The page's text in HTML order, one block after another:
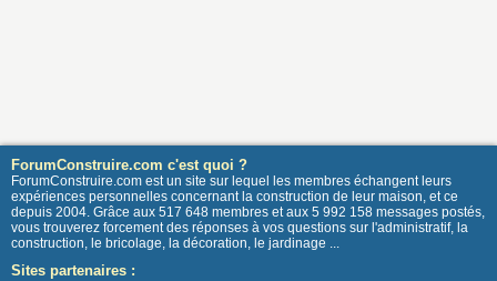
ForumConstruire.com c'est quoi ?
ForumConstruire.com est un site sur lequel les membres échangent leurs
expériences personnelles concernant la construction de leur maison, et ce
depuis 2004. Grâce aux 517 648 membres et aux 5 992 158 messages postés,
vous trouverez forcement des réponses à vos questions sur l'administratif, la
construction, le bricolage, la décoration, le jardinage ...
Sites partenaires :